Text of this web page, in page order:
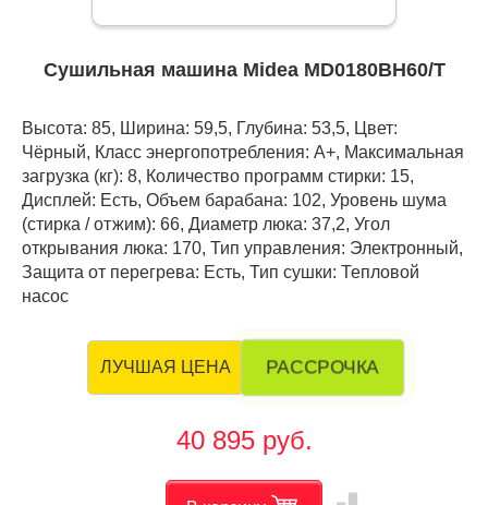
Сушильная машина Midea MD0180BH60/T
Высота: 85, Ширина: 59,5, Глубина: 53,5, Цвет:
Чёрный, Класс энергопотребления: A+, Максимальная
загрузка (кг): 8, Количество программ стирки: 15,
Дисплей: Есть, Объем барабана: 102, Уровень шума
(стирка / отжим): 66, Диаметр люка: 37,2, Угол
открывания люка: 170, Тип управления: Электронный,
Защита от перегрева: Есть, Тип сушки: Тепловой
насос
ЛУЧШАЯ ЦЕНА РАССРОЧКА
40 895 руб.